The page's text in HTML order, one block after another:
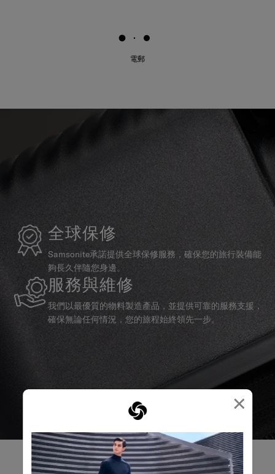
×
電郵
全球保修
Samsonite承諾提供全球保修服務，確保您的旅行裝備能
夠長久伴隨您身邊。
服務與維修
我們以最優質的物料製造產品，並提供可靠的服務支援，
確保無論任何情況，您的旅程始終領先一步。